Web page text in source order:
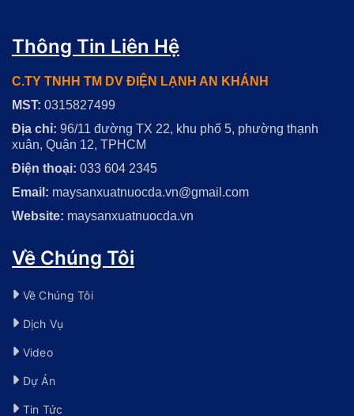
Thông Tin Liên Hệ
C.TY TNHH TM DV ĐIỆN LẠNH AN KHÁNH
MST: 0315827499
Địa chỉ: 96/11 đường TX 22, khu phố 5, phường thạnh
xuân, Quận 12, TPHCM
Điện thoại: 033 604 2345
Email: maysanxuatnuocda.vn@gmail.com
Website: maysanxuatnuocda.vn
Về Chúng Tôi
Về Chúng Tôi
Dịch Vụ
Video
Dự Án
Tin Tức